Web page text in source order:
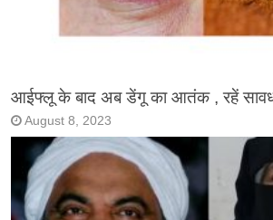
आईफ्लू के बाद अब डेंगू का आतंक , रहें
August 8, 2023